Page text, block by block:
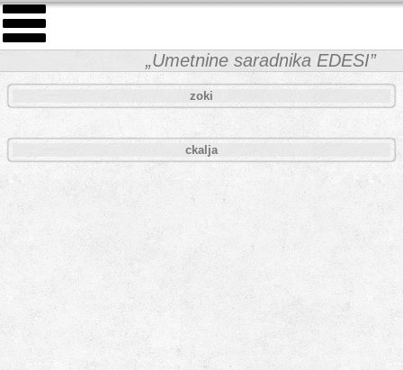
„Umetnine saradnika EDESI”
zoki
ckalja